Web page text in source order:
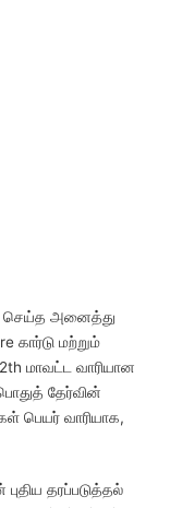
செய்த அனைத்து
மற்றும்
மாவட்ட வாரியான
தேர்வின்
பெயர் வாரியாக,
தரப்படுத்தல்